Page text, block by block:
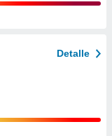
Detalle